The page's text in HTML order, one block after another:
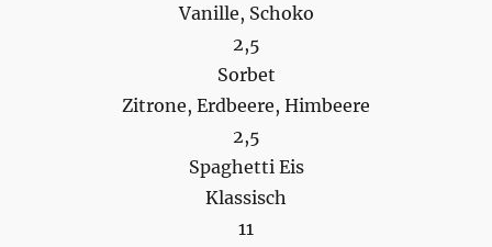
Vanille, Schoko
2,5
Sorbet
Zitrone, Erdbeere, Himbeere
2,5
Spaghetti Eis
Klassisch
11